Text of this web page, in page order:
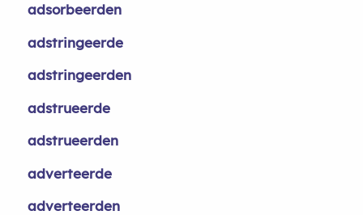
adsorbeerden
adstringeerde
adstringeerden
adstrueerde
adstrueerden
adverteerde
adverteerden